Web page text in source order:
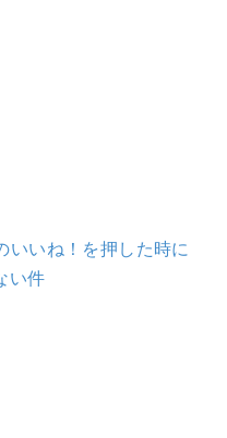
いいね！を押した時に
い件